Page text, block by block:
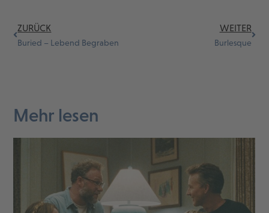
ZURÜCK
Buried – Lebend Begraben
WEITER
Burlesque
Mehr lesen